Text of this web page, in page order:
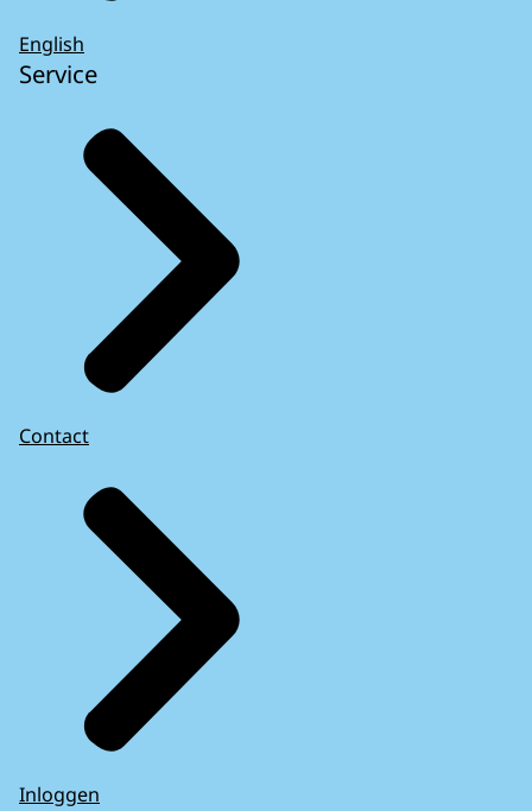
English
Service
Contact
Inloggen